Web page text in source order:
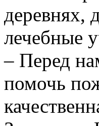
деревнях,
лечебные
– Перед
помочь